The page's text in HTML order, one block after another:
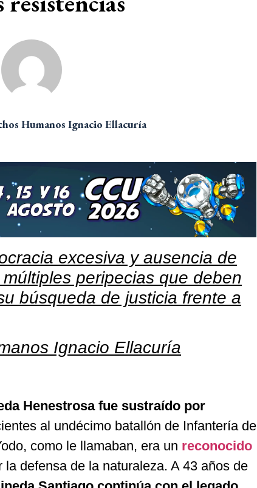
Humanos Ignacio Ellacuría
excesiva y ausencia de
peripecias que deben
búsqueda de justicia frente a
Ignacio Ellacuría
Henestrosa fue sustraído por
al undécimo batallón de Infantería de
como le llamaban, era un reconocido
la defensa de la naturaleza. A 43 años de